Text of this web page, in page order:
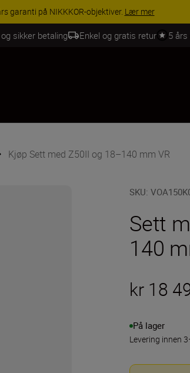
på NIKKKOR-objektiver.Lær mer
sikker betaling Enkel og gratis retur 5 års
Kjøp Sett med Z50II og 18–140 mm VR
SKU:
Sett
140
kr 18
På lager
Levering innen